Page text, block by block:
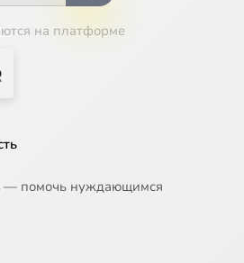
на платформе
— помочь нуждающимся